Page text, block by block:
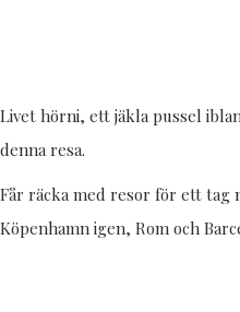
Livet hörni, ett jäkla pussel
denna resa.
Får räcka med resor för ett tag
Köpenhamn igen, Rom och